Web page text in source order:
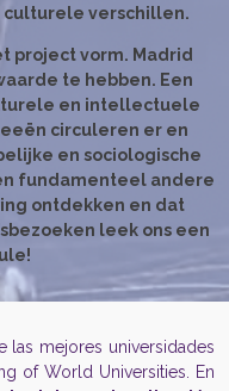
verschillen.
project vorm. Madrid
te hebben. Een
en intellectuele
circuleren er en
en sociologische
fundamenteel andere
ontdekken en dat
leek ons een
las mejores universidades
of World Universities. En